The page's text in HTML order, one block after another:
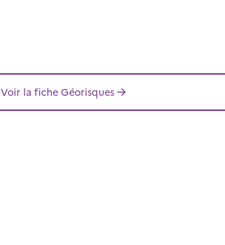
Voir la fiche Géorisques